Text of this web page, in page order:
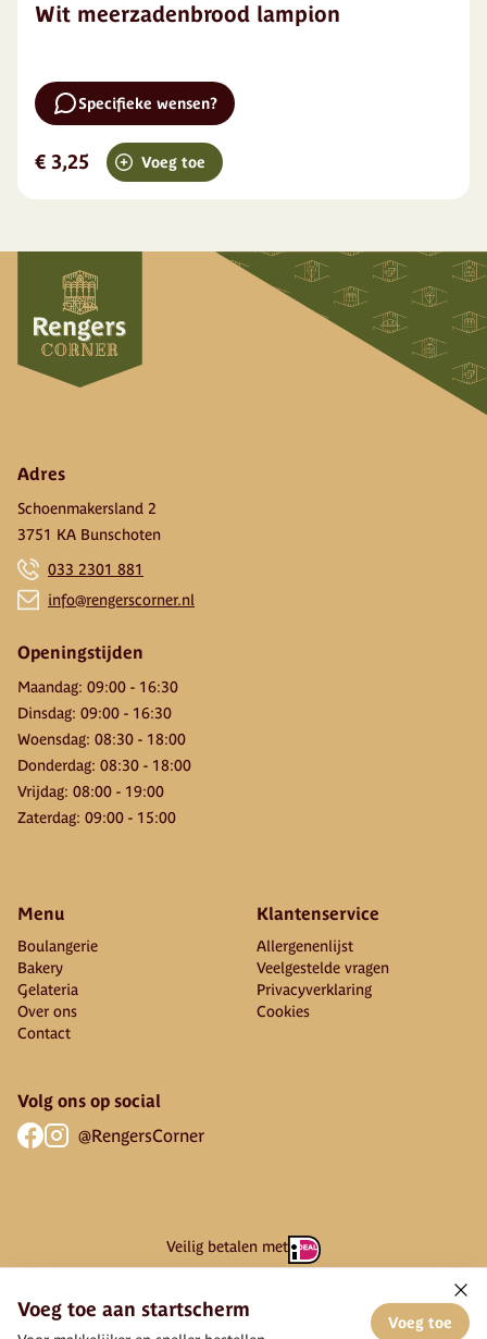
Wit meerzadenbrood lampion
Specifieke wensen?
€ 3,25 Voeg toe
Adres
Schoenmakersland 2
3751 KA Bunschoten
033 2301 881
info@rengerscorner.nl
Openingstijden
Maandag: 09:00 - 16:30
Dinsdag: 09:00 - 16:30
Woensdag: 08:30 - 18:00
Donderdag: 08:30 - 18:00
Vrijdag: 08:00 - 19:00
Zaterdag: 09:00 - 15:00
Menu
Boulangerie
Bakery
Gelateria
Over ons
Contact
Klantenservice
Allergenenlijst
Veelgestelde vragen
Privacyverklaring
Cookies
Volg ons op social
@RengersCorner
Veilig betalen met
Voeg toe aan startscherm
Voeg toe